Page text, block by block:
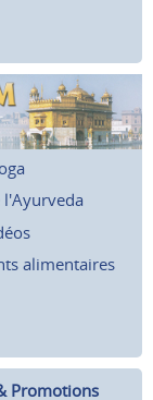
alimentaires
Promotions